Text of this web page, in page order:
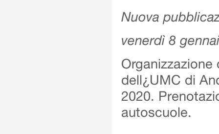
Nuova
venerdì 8
dell¿UMC di
2020.
autoscuole.